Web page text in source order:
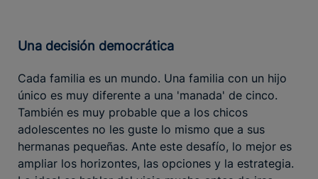
Una decisión democrática
Cada familia es un mundo. Una familia con un hijo
único es muy diferente a una 'manada' de cinco.
También es muy probable que a los chicos
adolescentes no les guste lo mismo que a sus
hermanas pequeñas. Ante este desafío, lo mejor es
ampliar los horizontes, las opciones y la estrategia.